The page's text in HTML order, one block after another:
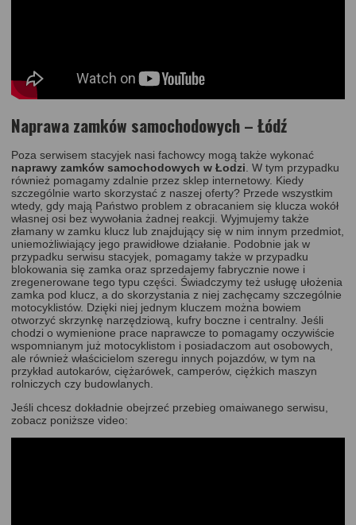
Naprawa zamków samochodowych – Łódź
Poza serwisem stacyjek nasi fachowcy mogą także wykonać
naprawy zamków samochodowych w Łodzi . W tym przypadku
również pomagamy zdalnie przez sklep internetowy. Kiedy
szczególnie warto skorzystać z naszej oferty? Przede wszystkim
wtedy, gdy mają Państwo problem z obracaniem się klucza wokół
własnej osi bez wywołania żadnej reakcji. Wyjmujemy także
złamany w zamku klucz lub znajdujący się w nim innym przedmiot,
uniemożliwiający jego prawidłowe działanie. Podobnie jak w
przypadku serwisu stacyjek, pomagamy także w przypadku
blokowania się zamka oraz sprzedajemy fabrycznie nowe i
zregenerowane tego typu części. Świadczymy też usługę ułożenia
zamka pod klucz, a do skorzystania z niej zachęcamy szczególnie
motocyklistów. Dzięki niej jednym kluczem można bowiem
otworzyć skrzynkę narzędziową, kufry boczne i centralny. Jeśli
chodzi o wymienione prace naprawcze to pomagamy oczywiście
wspomnianym już motocyklistom i posiadaczom aut osobowych,
ale również właścicielom szeregu innych pojazdów, w tym na
przykład autokarów, ciężarówek, camperów, ciężkich maszyn
rolniczych czy budowlanych.
Jeśli chcesz dokładnie obejrzeć przebieg omaiwanego serwisu,
zobacz poniższe video: